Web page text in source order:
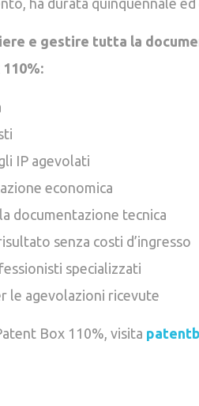
e gestire tutta la
IP agevolati
economica
documentazione tecnica
senza costi d’ingresso
specializzati
le agevolazioni ricevute
Box 110%, visita